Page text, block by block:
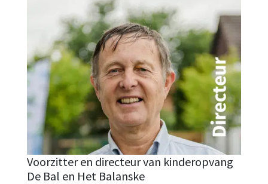
Voorzitter en directeur van kinderopvang
De Bal en Het Balanske